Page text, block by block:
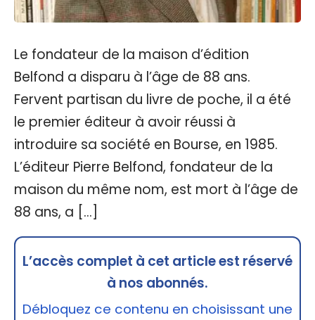
Le fondateur de la maison d’édition
Belfond a disparu à l’âge de 88 ans.
Fervent partisan du livre de poche, il a été
le premier éditeur à avoir réussi à
introduire sa société en Bourse, en 1985.
L’éditeur Pierre Belfond, fondateur de la
maison du même nom, est mort à l’âge de
88 ans, a […]
L’accès complet à cet article est réservé
à nos abonnés.
Débloquez ce contenu en choisissant une